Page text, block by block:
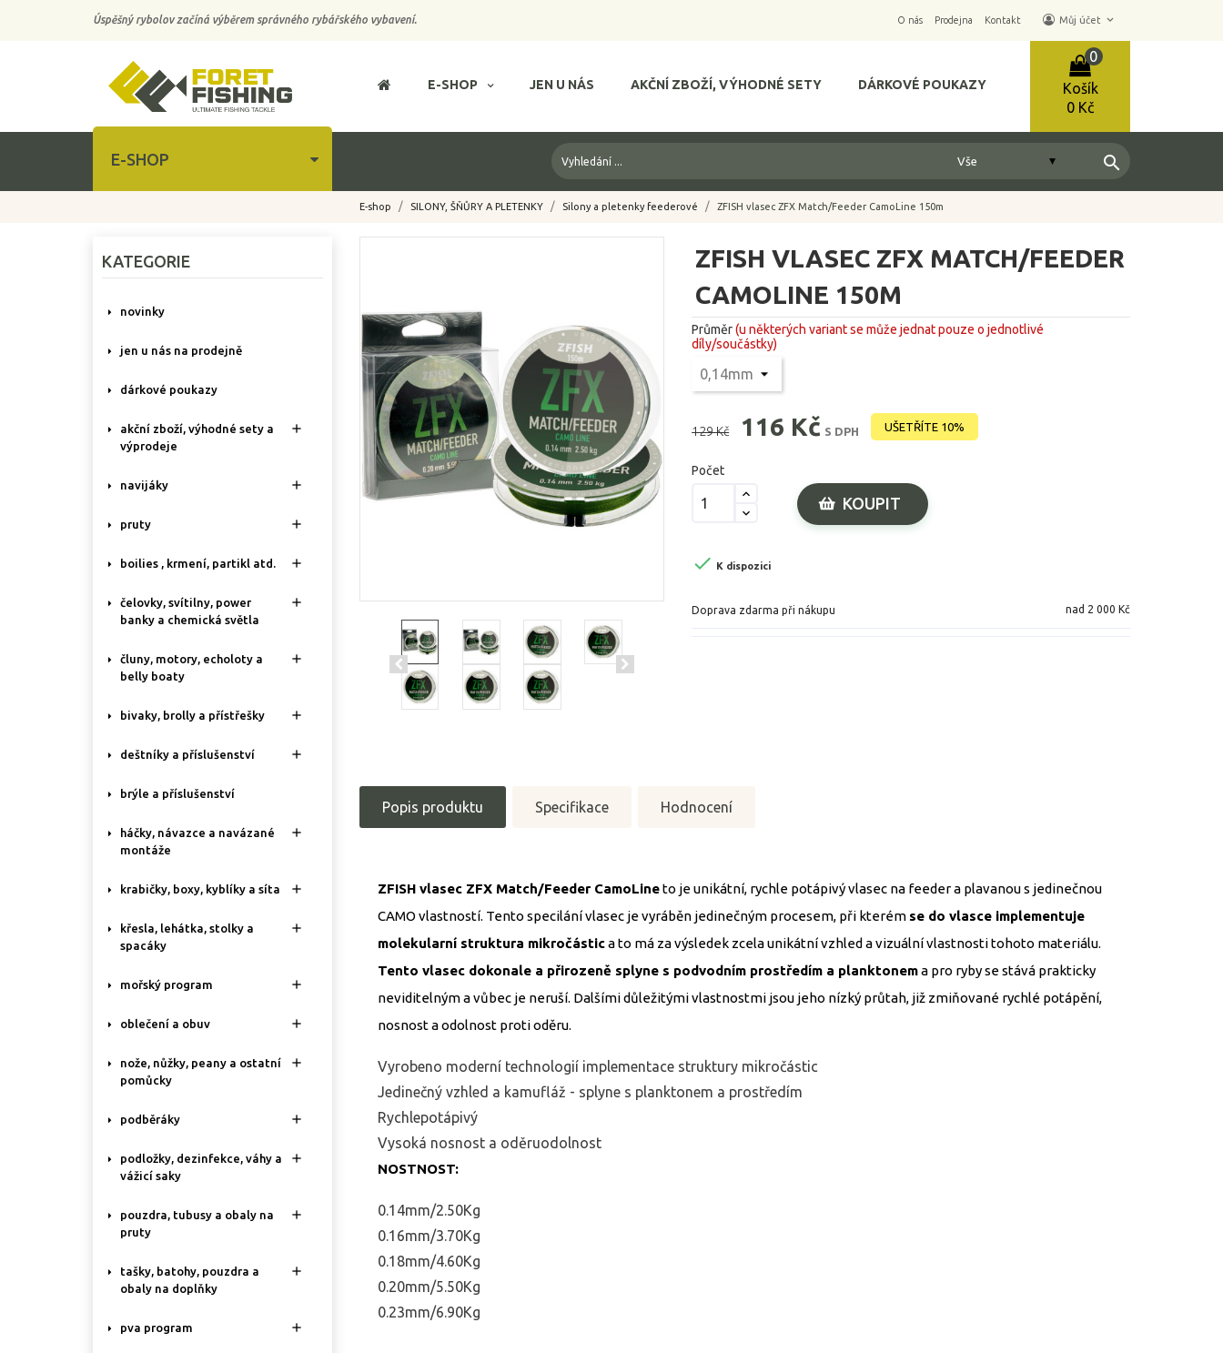
Úspěšný rybolov začíná výběrem správného rybářského vybavení. O nás Prodejna Kontakt Můj účet keyboard_arrow_down
Košík
0
0 Kč
E-SHOP JEN U NÁS AKČNÍ ZBOŽÍ, VÝHODNÉ SETY DÁRKOVÉ POUKAZY
E-SHOP search
E-shop SILONY, ŠŇŮRY A PLETENKY Silony a pletenky feederové ZFISH vlasec ZFX Match/Feeder CamoLine 150m
KATEGORIE
novinky
jen u nás na prodejně
dárkové poukazy
akční zboží, výhodné sety a
výprodeje

navijáky 
pruty 
boilies , krmení, partikl atd. 
čelovky, svítilny, power
banky a chemická světla

čluny, motory, echoloty a
belly boaty

bivaky, brolly a přístřešky 
deštníky a příslušenství 
brýle a příslušenství
háčky, návazce a navázané
montáže

krabičky, boxy, kyblíky a síta 
křesla, lehátka, stolky a
spacáky

mořský program 
oblečení a obuv 
nože, nůžky, peany a ostatní
pomůcky

podběráky 
podložky, dezinfekce, váhy a
vážicí saky

pouzdra, tubusy a obaly na
pruty

tašky, batohy, pouzdra a
obaly na doplňky

pva program 
ZFISH VLASEC ZFX MATCH/FEEDER
CAMOLINE 150M
Průměr(u některých variant se může jednat pouze o jednotlivé
díly/součástky)
129 Kč 116 Kč S DPH UŠETŘÍTE 10%
Počet
KOUPIT
 K dispozici
Doprava zdarma při nákupu nad 2 000 Kč
Popis produktu Specifikace Hodnocení
ZFISH vlasec ZFX Match/Feeder CamoLineto je unikátní, rychle potápivý vlasec na feeder a plavanou s jedinečnou
CAMO vlastností. Tento specilání vlasec je vyráběn jedinečným procesem, při kterém se do vlasce implementuje
molekularní struktura mikročástica to má za výsledek zcela unikátní vzhled a vizuální vlastnosti tohoto materiálu.
Tento vlasec dokonale a přirozeně splyne s podvodním prostředím a planktonema pro ryby se stává prakticky
neviditelným a vůbec je neruší. Dalšími důležitými vlastnostmi jsou jeho nízký průtah, již zmiňované rychlé potápění,
nosnost a odolnost proti oděru.
Vyrobeno moderní technologií implementace struktury mikročástic
Jedinečný vzhled a kamufláž - splyne s planktonem a prostředím
Rychlepotápivý
Vysoká nosnost a oděruodolnost
NOSTNOST:
0.14mm/2.50Kg
0.16mm/3.70Kg
0.18mm/4.60Kg
0.20mm/5.50Kg
0.23mm/6.90Kg